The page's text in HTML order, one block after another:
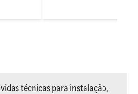
técnicas para instalação,